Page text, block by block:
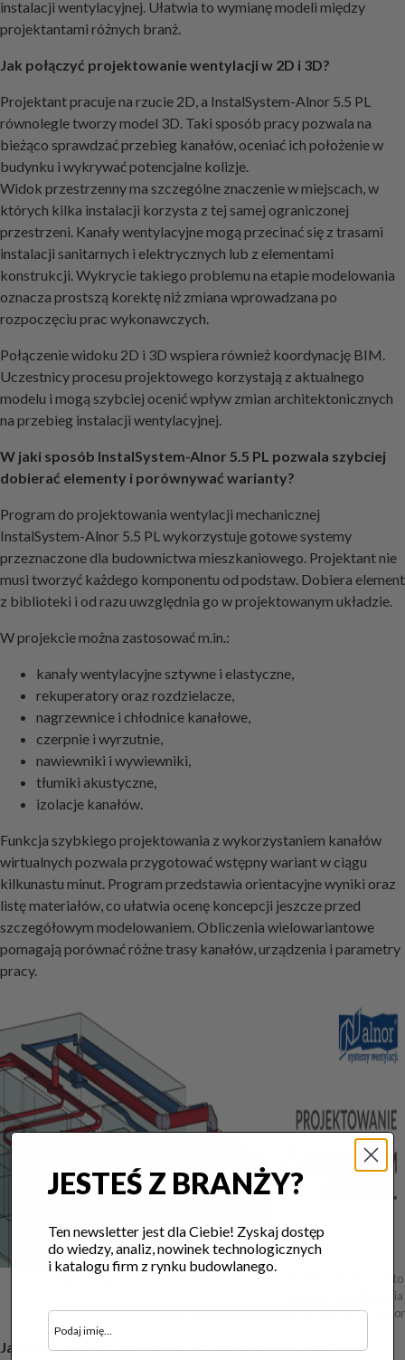
instalacji wentylacyjnej. Ułatwia to wymianę modeli między
projektantami różnych branż.
Jak połączyć projektowanie wentylacji w 2D i 3D?
Projektant pracuje na rzucie 2D, a InstalSystem-Alnor 5.5 PL
równolegle tworzy model 3D. Taki sposób pracy pozwala na
bieżąco sprawdzać przebieg kanałów, oceniać ich położenie w
budynku i wykrywać potencjalne kolizje.
Widok przestrzenny ma szczególne znaczenie w miejscach, w
których kilka instalacji korzysta z tej samej ograniczonej
przestrzeni. Kanały wentylacyjne mogą przecinać się z trasami
instalacji sanitarnych i elektrycznych lub z elementami
konstrukcji. Wykrycie takiego problemu na etapie modelowania
oznacza prostszą korektę niż zmiana wprowadzana po
rozpoczęciu prac wykonawczych.
Połączenie widoku 2D i 3D wspiera również koordynację BIM.
Uczestnicy procesu projektowego korzystają z aktualnego
modelu i mogą szybciej ocenić wpływ zmian architektonicznych
na przebieg instalacji wentylacyjnej.
W jaki sposób InstalSystem-Alnor 5.5 PL pozwala szybciej
dobierać elementy i porównywać warianty?
Program do projektowania wentylacji mechanicznej
InstalSystem-Alnor 5.5 PL wykorzystuje gotowe systemy
przeznaczone dla budownictwa mieszkaniowego. Projektant nie
musi tworzyć każdego komponentu od podstaw. Dobiera element
z biblioteki i od razu uwzględnia go w projektowanym układzie.
W projekcie można zastosować m.in.:
kanały wentylacyjne sztywne i elastyczne,
rekuperatory oraz rozdzielacze,
nagrzewnice i chłodnice kanałowe,
czerpnie i wyrzutnie,
nawiewniki i wywiewniki,
tłumiki akustyczne,
izolacje kanałów.
Funkcja szybkiego projektowania z wykorzystaniem kanałów
wirtualnych pozwala przygotować wstępny wariant w ciągu
kilkunastu minut. Program przedstawia orientacyjne wyniki oraz
listę materiałów, co ułatwia ocenę koncepcji jeszcze przed
szczegółowym modelowaniem. Obliczenia wielowariantowe
pomagają porównać różne trasy kanałów, urządzenia i parametry
pracy.
Projektowanie wentylacji mechanicznej w InstalSystem-Alnor 5.5 PL to
modelowanie, obliczenia
i dobór elementów w jednym narzędziu. Fot. Alnor
Jak kontrolować przepływy i straty ciśnienia podczas
JESTEŚ Z BRANŻY?
Ten newsletter jest dla Ciebie! Zyskaj dostęp
do wiedzy, analiz, nowinek technologicznych
i katalogu firm z rynku budowlanego.